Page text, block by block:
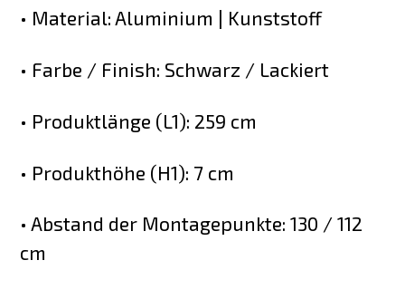
• Material: Aluminium | Kunststoff
• Farbe / Finish: Schwarz / Lackiert
• Produktlänge (L1): 259 cm
• Produkthöhe (H1): 7 cm
• Abstand der Montagepunkte: 130 / 112
cm